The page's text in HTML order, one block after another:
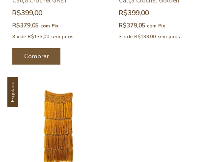
R$399,00
R$379,05 com Pix
3 x de R$133,00 sem juros
Comprar
R$399,00
R$379,05 com Pix
3 x de R$133,00 sem juros
Esgotado